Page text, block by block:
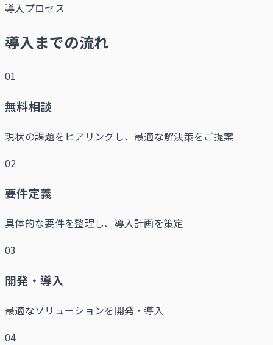
導入プロセス
導入までの流れ
01
無料相談
現状の課題をヒアリングし、最適な解決策をご提案
02
要件定義
具体的な要件を整理し、導入計画を策定
03
開発・導入
最適なソリューションを開発・導入
04